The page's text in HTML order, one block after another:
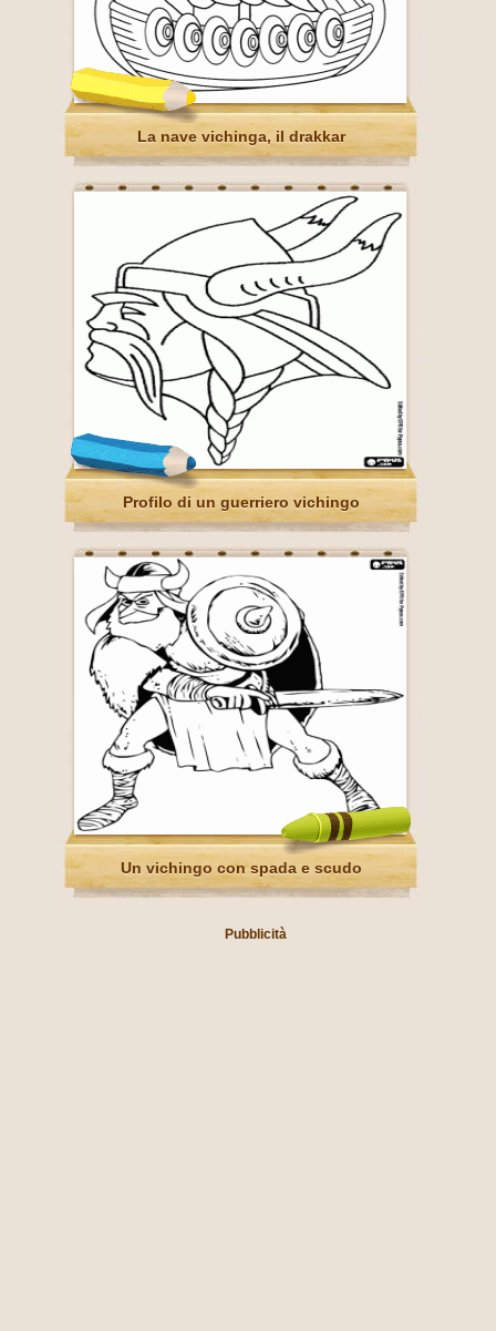
La nave vichinga, il drakkar
Profilo di un guerriero vichingo
Un vichingo con spada e scudo
Pubblicità